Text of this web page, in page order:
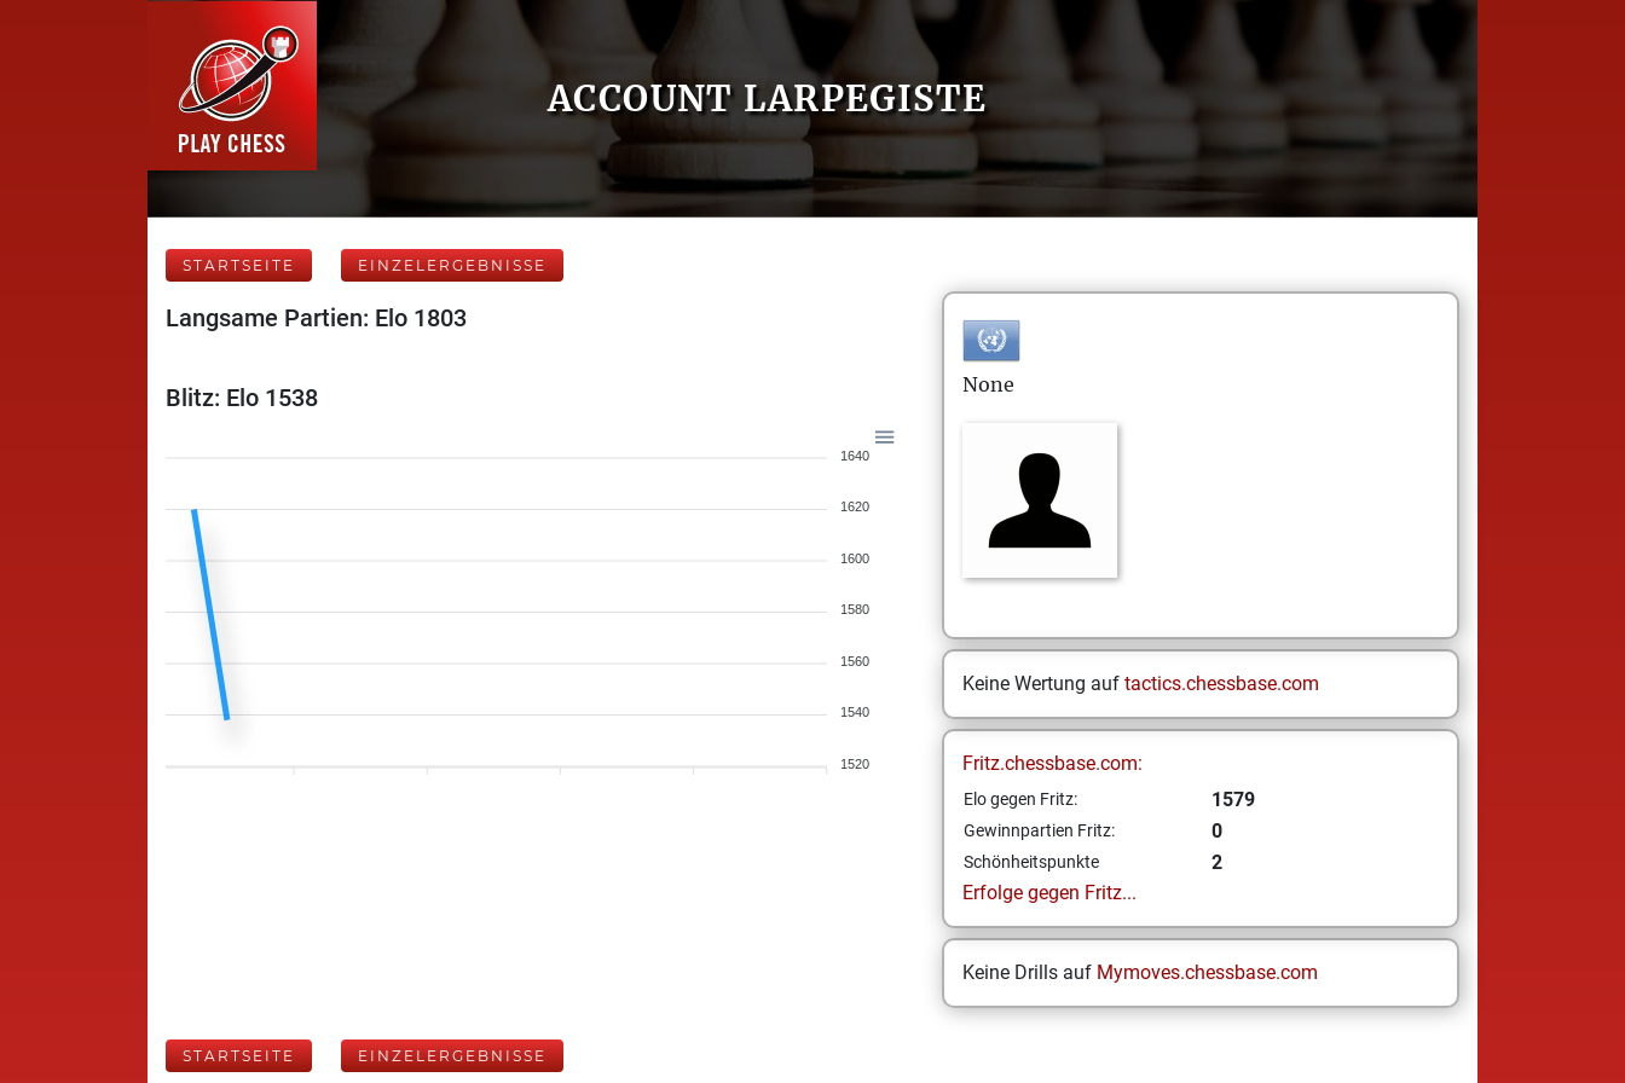
ACCOUNT LARPEGISTE
STARTSEITE EINZELERGEBNISSE
Langsame Partien: Elo 1803
Blitz: Elo 1538
1640
1620
1600
1580
1560
1540
1520
None
Keine Wertung auf tactics.chessbase.com
Fritz.chessbase.com:
Elo gegen Fritz: 1579
Gewinnpartien Fritz: 0
Schönheitspunkte
2
Erfolge gegen Fritz...
Keine Drills auf Mymoves.chessbase.com
STARTSEITE EINZELERGEBNISSE